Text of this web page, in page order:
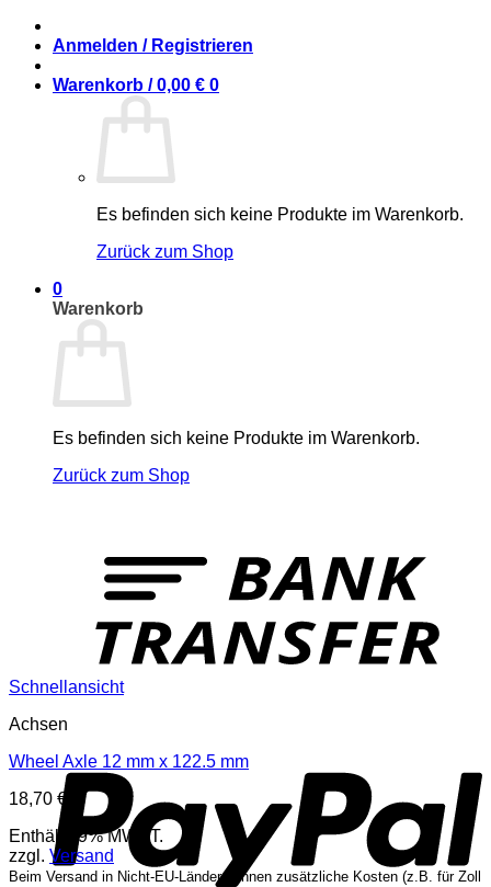
Anmelden / Registrieren
Warenkorb /0,00 € 0
Es befinden sich keine Produkte im Warenkorb.
Zurück zum Shop
0
Warenkorb
Es befinden sich keine Produkte im Warenkorb.
Zurück zum Shop
Schnellansicht
Achsen
Wheel Axle 12 mm x 122.5 mm
18,70 €
Enthält 19% MWST.
zzgl. Versand
Beim Versand in Nicht-EU-Länder können zusätzliche Kosten (z.B. für Zoll